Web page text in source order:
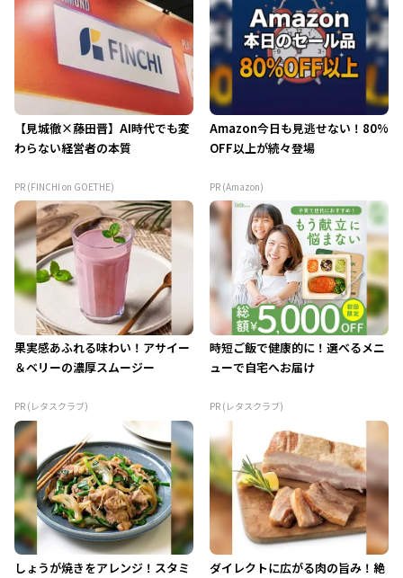
【見城徹×藤田晋】AI時代でも変
わらない経営者の本質
PR (FINCHI on GOETHE)
Amazon今日も見逃せない！80%
OFF以上が続々登場
PR (Amazon)
果実感あふれる味わい！アサイー
＆ベリーの濃厚スムージー
PR (レタスクラブ)
時短ご飯で健康的に！選べるメニ
ューで自宅へお届け
PR (レタスクラブ)
しょうが焼きをアレンジ！スタミ
ダイレクトに広がる肉の旨み！絶